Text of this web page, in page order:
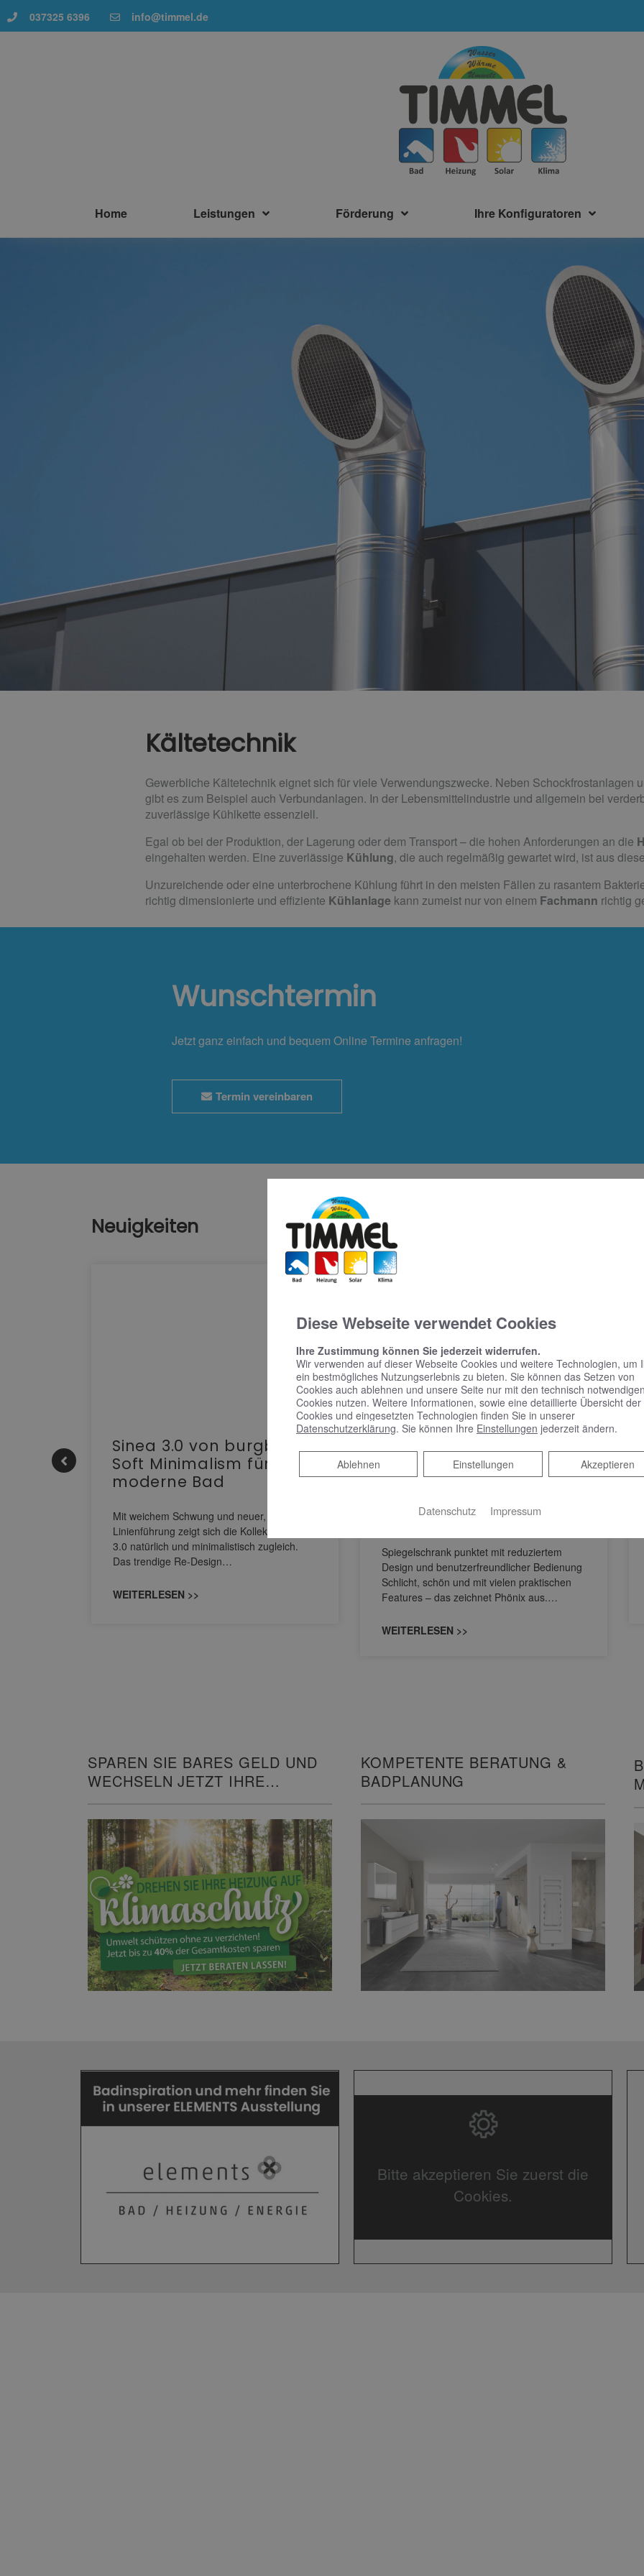
037325 6396 info@timmel.de
Home Leistungen Förderung Ihre Konfiguratoren
Kältetechnik
Gewerbliche Kältetechnik eignet sich für viele Verwendungszwecke. Neben Schockfrostanlagen
gibt es zum Beispiel auch Verbundanlagen. In der Lebensmittelindustrie und allgemein bei
zuverlässige Kühlkette essenziell.
Egal ob bei der Produktion, der Lagerung oder dem Transport – die hohen Anforderungen an die
eingehalten werden. Eine zuverlässige Kühlung, die auch regelmäßig gewartet wird, ist aus
Unzureichende oder eine unterbrochene Kühlung führt in den meisten Fällen zu rasantem
richtig dimensionierte und effiziente Kühlanlage kann zumeist nur von einem Fachmann richtig
Wunschtermin
Jetzt ganz einfach und bequem Online Termine anfragen!
Termin vereinbaren
Neuigkeiten
Sinea 3.0 von burgbad:
Soft Minimalism für das
moderne Bad
Mit weichem Schwung und neuer, markanter
Linienführung zeigt sich die Kollektion Sinea
3.0 natürlich und minimalistisch zugleich.
Das trendige Re-Design…
WEITERLESEN >>
KEUCO PHÖNIX –
Spiegelschrank punktet
mit reduziertem Design
Bedienung
Spiegelschrank punktet mit reduziertem
Design und benutzerfreundlicher Bedienung
Schlicht, schön und mit vielen praktischen
Features – das zeichnet Phönix aus.…
WEITERLESEN >>
SPAREN SIE BARES GELD UND
WECHSELN JETZT IHRE
KOMPETENTE BERATUNG &
BADPLANUNG
Bitte akzeptieren Sie zuerst die
Cookies.
Diese Webseite verwendet Cookies
Ihre Zustimmung können Sie jederzeit widerrufen.
Wir verwenden auf dieser Webseite Cookies und weitere Technologien, um
ein bestmögliches Nutzungserlebnis zu bieten. Sie können das Setzen von
Cookies auch ablehnen und unsere Seite nur mit den technisch notwendigen
Cookies nutzen. Weitere Informationen, sowie eine detaillierte Übersicht der
Cookies und eingesetzten Technologien finden Sie in unserer
Datenschutzerklärung. Sie können Ihre Einstellungen jederzeit ändern.
Akzeptieren
Einstellungen
Ablehnen
Ablehnen
Datenschutz Impressum